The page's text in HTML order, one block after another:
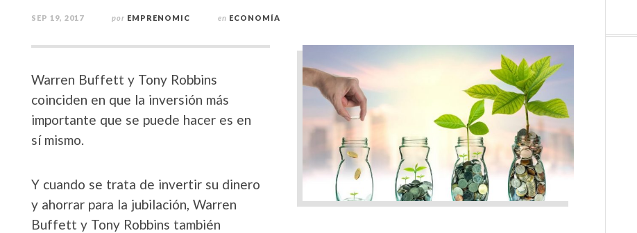
SEP 19, 2017 por EMPRENOMIC en ECONOMÍA
Warren Buffett y Tony Robbins
coinciden en que la inversión más
importante que se puede hacer es en
sí mismo.
Y cuando se trata de invertir su dinero
y ahorrar para la jubilación, Warren
Buffett y Tony Robbins también